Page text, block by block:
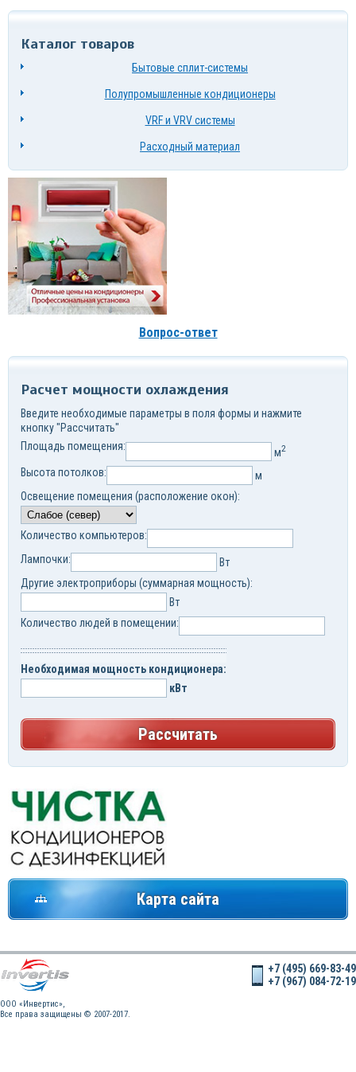
Каталог товаров
Бытовые сплит-системы
Полупромышленные кондиционеры
VRF и VRV системы
Расходный материал
Вопрос-ответ
Расчет мощности охлаждения
Введите необходимые параметры в поля формы и нажмите
кнопку "Рассчитать"
Площадь помещения:
м2
Высота потолков:
м
Освещение помещения (расположение окон):
Количество компьютеров:
Лампочки:
Вт
Другие электроприборы (суммарная мощность):
Вт
Количество людей в помещении:
Необходимая мощность кондиционера:
кВт
Рассчитать
Карта сайта
OOO «Инвертис»,
Все права защищены © 2007-2017.
+7 (495) 669-83-49
+7 (967) 084-72-19